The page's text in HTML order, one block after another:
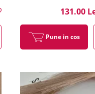
131.00
Pune in cos